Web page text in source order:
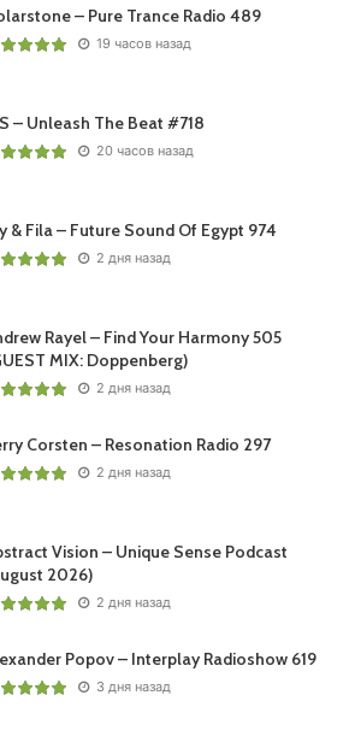
– Pure Trance Radio 489
19 часов назад
– Unleash The Beat #718
20 часов назад
& Fila – Future Sound Of Egypt 974
2 дня назад
Rayel – Find Your Harmony 505
MIX: Doppenberg)
2 дня назад
Corsten – Resonation Radio 297
2 дня назад
Vision – Unique Sense Podcast
2026)
2 дня назад
Popov – Interplay Radioshow 619
3 дня назад